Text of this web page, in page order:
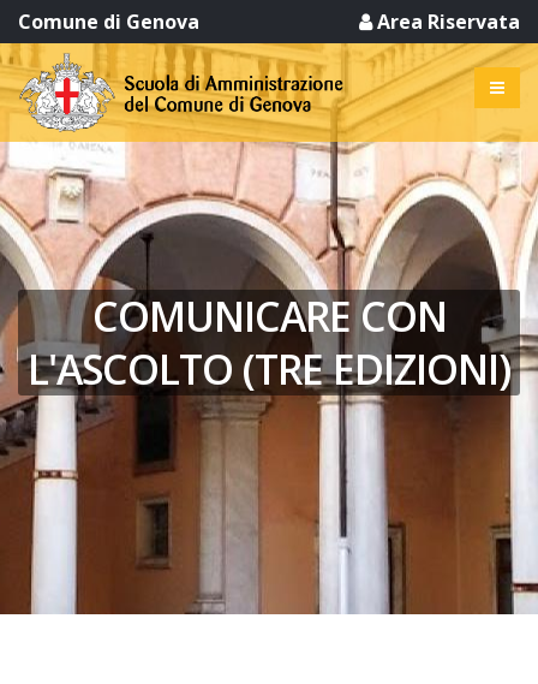
Comune di Genova Area Riservata
COMUNICARE CON
L'ASCOLTO (TRE EDIZIONI)